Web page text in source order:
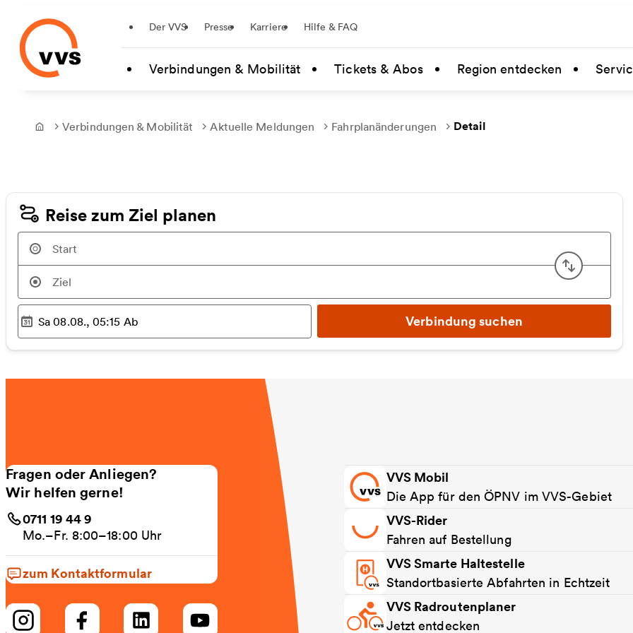
Zum Hauptinhalt springen
Der VVS Presse Karriere Hilfe & FAQ
Verbindungen & Mobilität Tickets & Abos Region entdecken
Frontpage
Verbindungen & Mobilität Aktuelle Meldungen Fahrplanänderungen Detail
Reise zum Ziel planen
Start
Ausgewählter Zeitpunkt
Sa 08.08., 05:15 Ab Verbindung suchen
Fragen oder Anliegen?
Wir helfen gerne!
0711 19 44 9
Mo.–Fr. 8:00–18:00 Uhr
zum Kontaktformular
VVS Mobil
Die App für den ÖPNV im VVS-Gebiet
VVS-Rider
Fahren auf Bestellung
VVS Smarte Haltestelle
Standortbasierte Abfahrten in Echtzeit
VVS Radroutenplaner
Jetzt entdecken